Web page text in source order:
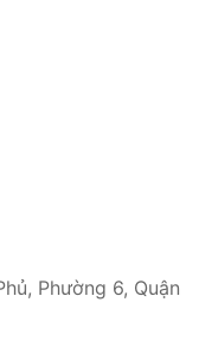
Phường 6, Quận